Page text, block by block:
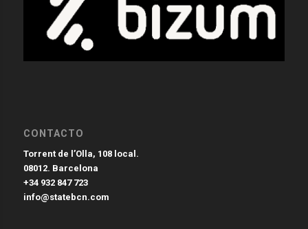
CONTACTO
Torrent de l’Olla, 108 local.
08012. Barcelona
+34 932 847 723
info@statebcn.com